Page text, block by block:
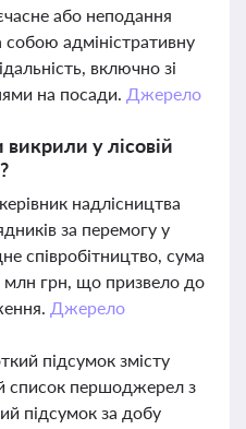
або неподання
адміністративну
включно зі
на посади. Джерело
викрили у лісовій
надлісництва
за перемогу у
співробітництво, сума
млн грн, що призвело до
Джерело
підсумок змісту
список першоджерел з
підсумок за добу